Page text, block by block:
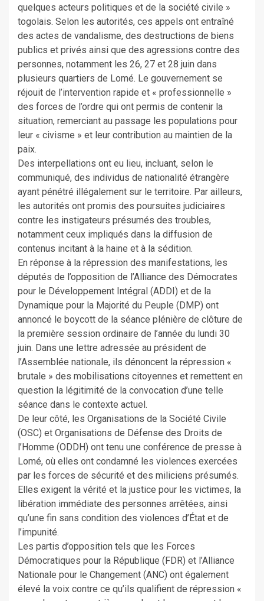
quelques acteurs politiques et de la société civile »
togolais. Selon les autorités, ces appels ont entraîné
des actes de vandalisme, des destructions de biens
publics et privés ainsi que des agressions contre des
personnes, notamment les 26, 27 et 28 juin dans
plusieurs quartiers de Lomé. Le gouvernement se
réjouit de l’intervention rapide et « professionnelle »
des forces de l’ordre qui ont permis de contenir la
situation, remerciant au passage les populations pour
leur « civisme » et leur contribution au maintien de la
paix.
Des interpellations ont eu lieu, incluant, selon le
communiqué, des individus de nationalité étrangère
ayant pénétré illégalement sur le territoire. Par ailleurs,
les autorités ont promis des poursuites judiciaires
contre les instigateurs présumés des troubles,
notamment ceux impliqués dans la diffusion de
contenus incitant à la haine et à la sédition.
En réponse à la répression des manifestations, les
députés de l’opposition de l’Alliance des Démocrates
pour le Développement Intégral (ADDI) et de la
Dynamique pour la Majorité du Peuple (DMP) ont
annoncé le boycott de la séance plénière de clôture de
la première session ordinaire de l’année du lundi 30
juin. Dans une lettre adressée au président de
l’Assemblée nationale, ils dénoncent la répression «
brutale » des mobilisations citoyennes et remettent en
question la légitimité de la convocation d’une telle
séance dans le contexte actuel.
De leur côté, les Organisations de la Société Civile
(OSC) et Organisations de Défense des Droits de
l’Homme (ODDH) ont tenu une conférence de presse à
Lomé, où elles ont condamné les violences exercées
par les forces de sécurité et des miliciens présumés.
Elles exigent la vérité et la justice pour les victimes, la
libération immédiate des personnes arrêtées, ainsi
qu’une fin sans condition des violences d’État et de
l’impunité.
Les partis d’opposition tels que les Forces
Démocratiques pour la République (FDR) et l’Alliance
Nationale pour le Changement (ANC) ont également
élevé la voix contre ce qu’ils qualifient de répression «